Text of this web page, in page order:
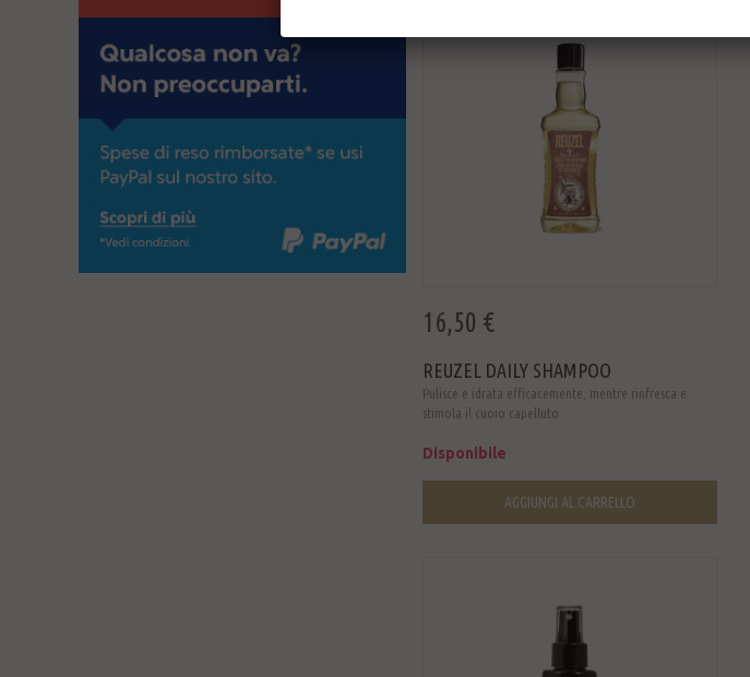
16,50 €
REUZEL DAILY SHAMPOO
Pulisce e idrata efficacemente, mentre rinfresca e
stimola il cuoio capelluto.
Disponibile
AGGIUNGI AL CARRELLO